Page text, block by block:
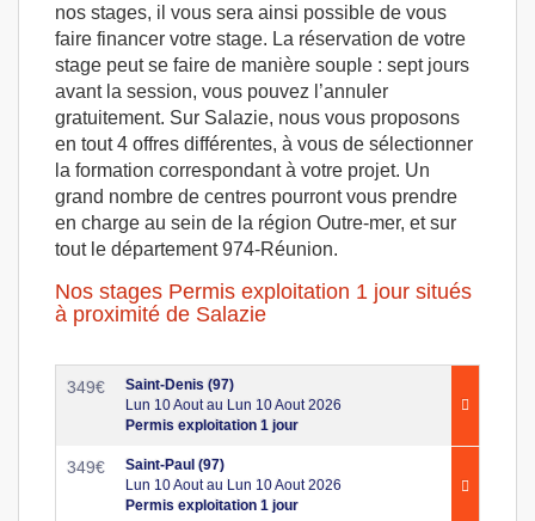
nos stages, il vous sera ainsi possible de vous
faire financer votre stage. La réservation de votre
stage peut se faire de manière souple : sept jours
avant la session, vous pouvez l’annuler
gratuitement. Sur Salazie, nous vous proposons
en tout 4 offres différentes, à vous de sélectionner
la formation correspondant à votre projet. Un
grand nombre de centres pourront vous prendre
en charge au sein de la région Outre-mer, et sur
tout le département 974-Réunion.
Nos stages Permis exploitation 1 jour situés
à proximité de Salazie
349€
Saint-Denis (97)
Lun 10 Aout au Lun 10 Aout 2026
Permis exploitation 1 jour
349€
Saint-Paul (97)
Lun 10 Aout au Lun 10 Aout 2026
Permis exploitation 1 jour